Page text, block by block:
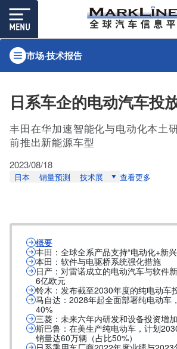
市场·技术报告
日系车企的电动汽车投
丰田在华加速智能化与电动化本土
前推出新能源车型
2023/08/18
日本 销量预测 技术展 查看更多
概要
丰田：全球全系产品支持“电动化+新
本田：软件与电驱桥系统强化措施
日产：对雷诺成立的电动汽车与软件
6亿欧元
铃木：发布截至2030年度的纯电动车
马自达：2028年起全面部署纯电动车
40%
三菱：未来六年内研发和设备投资增
斯巴鲁：在美生产纯电动车，计划
销量达60万辆（占比50%）